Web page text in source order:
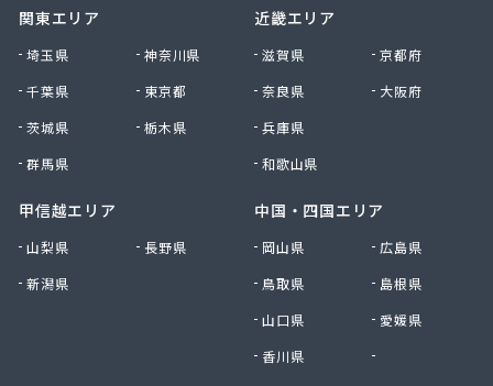
関東エリア
埼玉県
神奈川県
千葉県
東京都
茨城県
栃木県
群馬県
甲信越エリア
山梨県
長野県
新潟県
近畿エリア
滋賀県
京都府
奈良県
大阪府
兵庫県
和歌山県
中国・四国エリア
岡山県
広島県
鳥取県
島根県
山口県
愛媛県
香川県